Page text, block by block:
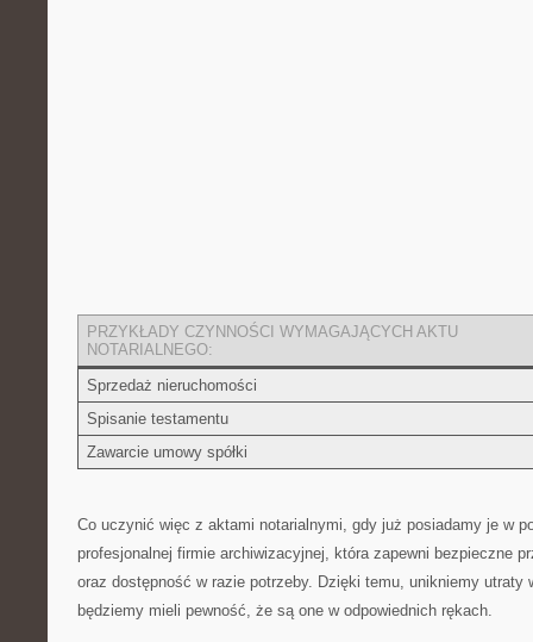
PRZYKŁADY CZYNNOŚCI ‌WYMAGAJĄCYCH ​AKTU
NOTARIALNEGO:
Sprzedaż ‍nieruchomości
Spisanie testamentu
Zawarcie ​umowy spółki
Co uczynić więc z aktami​ notarialnymi, ‌gdy‌ już posiadamy⁤ je ​w
profesjonalnej⁢ firmie​ archiwizacyjnej, która zapewni bezpieczne
oraz dostępność w razie potrzeby. Dzięki temu,​ unikniemy utraty‌
będziemy mieli pewność,‌ że są one ⁢w ⁣odpowiednich rękach.